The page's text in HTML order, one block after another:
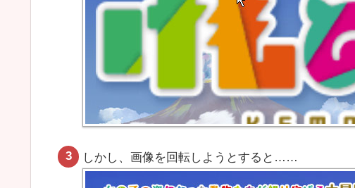
しかし、画像を回転しようとすると……